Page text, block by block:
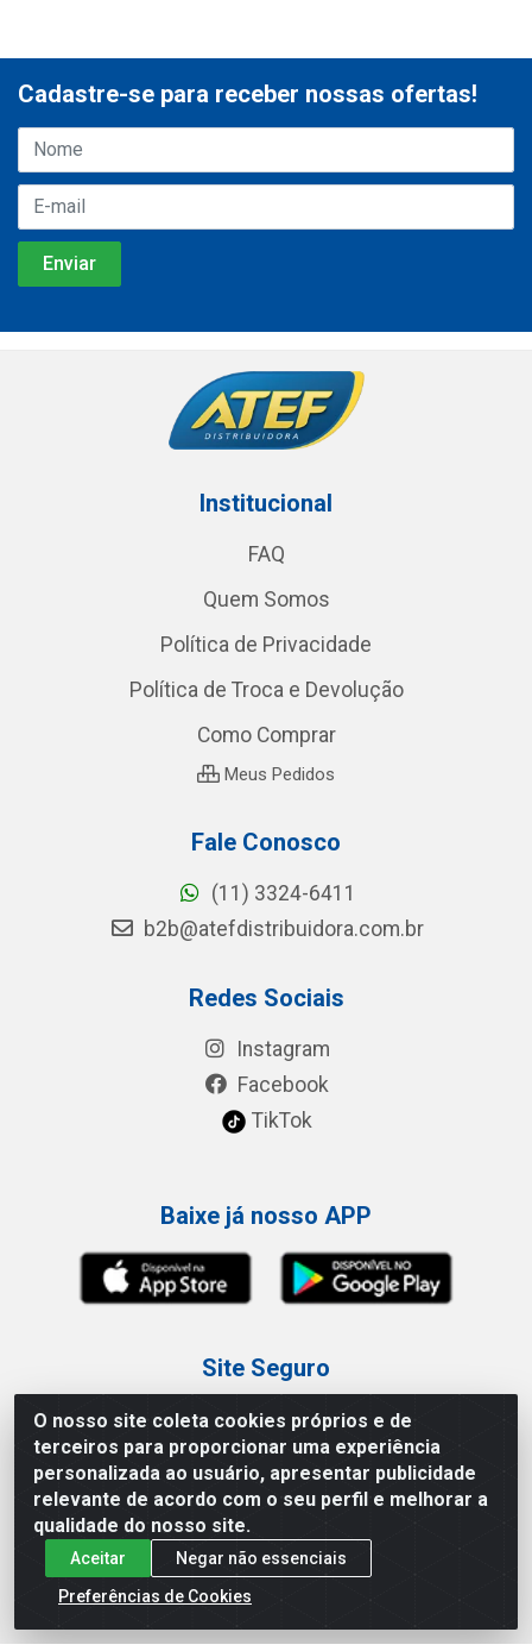
O nosso site coleta cookies próprios e de
terceiros para proporcionar uma experiência
personalizada ao usuário, apresentar publicidade
relevante de acordo com o seu perfil e melhorar a
qualidade do nosso site.
Aceitar
Negar não essenciais
Preferências de Cookies
Cadastre-se para receber nossas ofertas!
Institucional
FAQ
Quem Somos
Política de Privacidade
Política de Troca e Devolução
Como Comprar
Meus Pedidos
Fale Conosco
(11) 3324-6411
b2b@atefdistribuidora.com.br
Redes Sociais
Instagram
Facebook
TikTok
Baixe já nosso APP
Site Seguro
Loja / Showroom
Tel.: (11) 3227-0546
Av Vautier, 587/597 - Pari - São Paulo/SP